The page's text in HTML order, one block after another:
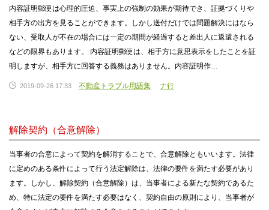
内容証明郵便は心理的圧迫、事実上の強制の効果が期待でき、証拠づくりや
相手方の出方を見ることができます。しかし送付だけでは問題解決にはなら
ない、受取人が不在の場合には一定の期間が経過すると差出人に返還される
などの限界もあります。 内容証明郵便は、相手方に意思表示をしたことを証
明しますが、相手方に回答する義務はありません。内容証明作…
2019-09-26 17:33 不動産トラブル用語集 ナ行
解除契約（合意解除）
当事者の合意によって契約を解消することで、合意解除ともいいます。法律
に定めのある条件によって行う法定解除は、法律の要件を満たす必要があり
ます。しかし、解除契約（合意解除）は、当事者による新たな契約であるた
め、特に法定の要件を満たす必要はなく、契約自由の原則により、当事者が